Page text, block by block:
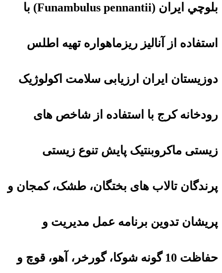
بلوچي ايران (Funambulus pennantii) با
استفاده از آنالیز ريزماهواره تهيه اطلس
دوزیستان ایران ارزیابی سلامت اکولوژیک
رودخانه کرج با استفاده از شاخص های
زیستی ماکروبنتیک پایش تنوع زیستی
پرندگان تالاب های بختگان، طشک، کمجان و
پریشان تدوین برنامه عمل مدیریت و
حفاظت 10 گونه شوکا، گورخر، آهو، قوچ و